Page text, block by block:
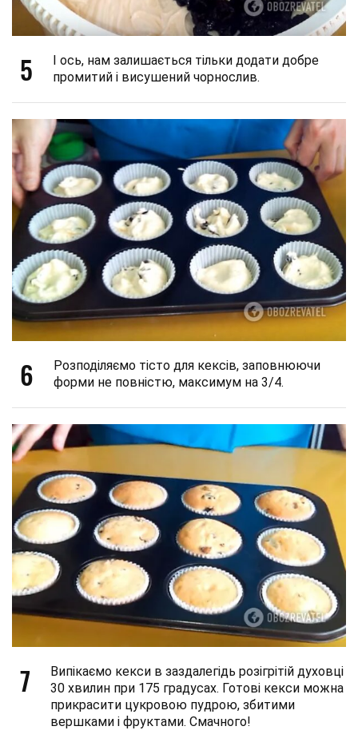
5
І ось, нам залишається тільки додати добре
промитий і висушений чорнослив.
6
Розподіляємо тісто для кексів, заповнюючи
форми не повністю, максимум на 3/4.
7
Випікаємо кекси в заздалегідь розігрітій духовці
30 хвилин при 175 градусах. Готові кекси можна
прикрасити цукровою пудрою, збитими
вершками і фруктами. Смачного!